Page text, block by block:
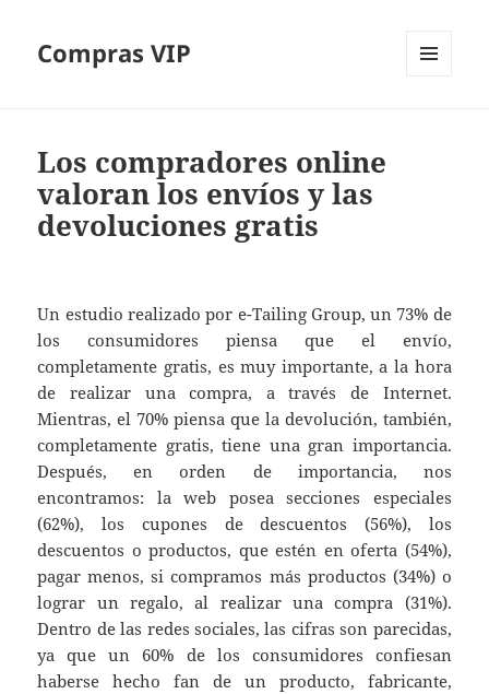
Compras VIP
Los compradores online
valoran los envíos y las
devoluciones gratis
Un estudio realizado por e-Tailing Group, un 73% de
los consumidores piensa que el envío,
completamente gratis, es muy importante, a la hora
de realizar una compra, a través de Internet.
Mientras, el 70% piensa que la devolución, también,
completamente gratis, tiene una gran importancia.
Después, en orden de importancia, nos
encontramos: la web posea secciones especiales
(62%), los cupones de descuentos (56%), los
descuentos o productos, que estén en oferta (54%),
pagar menos, si compramos más productos (34%) o
lograr un regalo, al realizar una compra (31%).
Dentro de las redes sociales, las cifras son parecidas,
ya que un 60% de los consumidores confiesan
haberse hecho fan de un producto, fabricante,